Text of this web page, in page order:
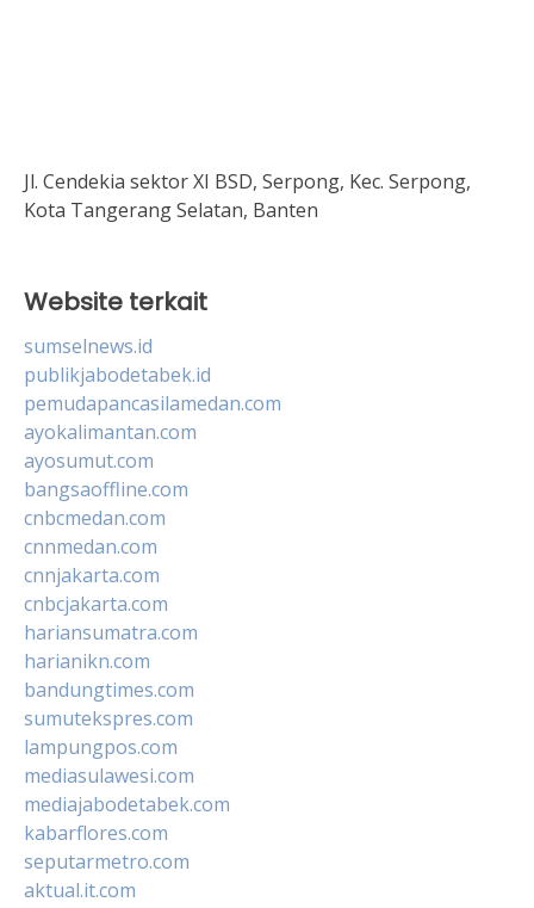
Jl. Cendekia sektor XI BSD, Serpong, Kec. Serpong,
Kota Tangerang Selatan, Banten
Website terkait
sumselnews.id
publikjabodetabek.id
pemudapancasilamedan.com
ayokalimantan.com
ayosumut.com
bangsaoffline.com
cnbcmedan.com
cnnmedan.com
cnnjakarta.com
cnbcjakarta.com
hariansumatra.com
harianikn.com
bandungtimes.com
sumutekspres.com
lampungpos.com
mediasulawesi.com
mediajabodetabek.com
kabarflores.com
seputarmetro.com
aktual.it.com